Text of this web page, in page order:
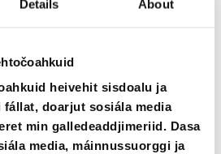
Details About
heivehit sisdoalu ja
doarjut sosiála media
min galledeaddjimeriid. Dasa
media, máinnussuorggi ja